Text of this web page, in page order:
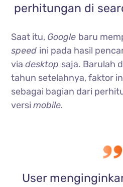
perhitungan di
Saat itu, Google baru
speed ini pada hasil
viadesktop saja. Barulah
tahun setelahnya, faktor
sebagai bagian dari
versimobile.
User